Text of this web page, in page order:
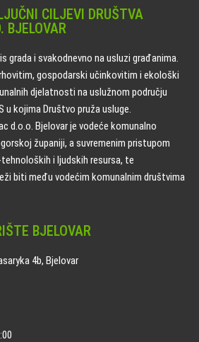
CILJEVI DRUŠTVA
BJELOVAR
grada i svakodnevno na usluzi građanima.
gospodarski učinkovitim i ekološki
djelatnosti na uslužnom području
u kojima Društvo pruža usluge.
d.o.o. Bjelovar je vodeće komunalno
županiji, a suvremenim pristupom
i ljudskih resursa, te
biti među vodećim komunalnim društvima
BJELOVAR
4b, Bjelovar